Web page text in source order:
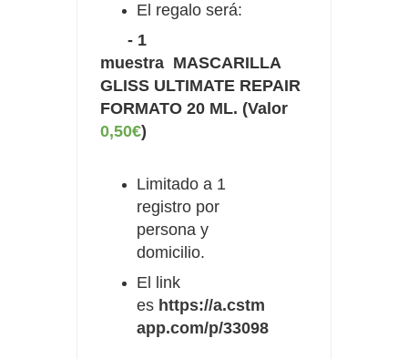
El regalo será:
- 1
muestra MASCARILLA
GLISS ULTIMATE REPAIR
FORMATO 20 ML. (Valor
0,50€)
Limitado a 1
registro por
persona y
domicilio.
El link
es https://a.cstm
app.com/p/33098